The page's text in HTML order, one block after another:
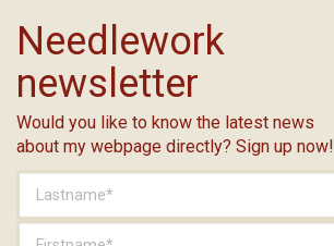
Needlework
newsletter
Would you like to know the latest news
about my webpage directly? Sign up now!